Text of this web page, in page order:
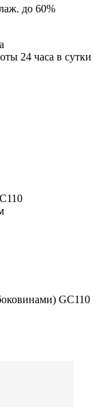
до 60%
24 часа в сутки
GC110